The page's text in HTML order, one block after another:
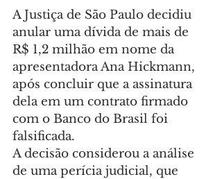
A Justiça de São Paulo decidiu
anular uma dívida de mais de
R$ 1,2 milhão em nome da
apresentadora Ana Hickmann,
após concluir que a assinatura
dela em um contrato firmado
com o Banco do Brasil foi
falsificada.
A decisão considerou a análise
de uma perícia judicial, que